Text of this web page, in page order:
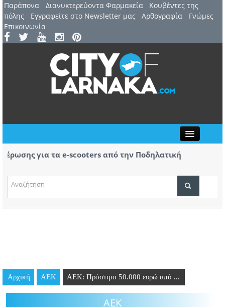
Παράπονα Διανυκτερεύοντα Φαρμακεία
Kουβέντες της
πόλης
Εγγραφείτε στο Newsletter μας Αρθογραφία
Γνώμες
Επικοινωνία
ΤΟΠΙΚΑ ΝΕΑ
ΘΕΣΕΙΣ ΕΡΓΑΣΙΑΣ
για τα e-scooters από την Ποδηλατική
Αρχική ΑΕΚ ΑΕΚ: Πρόστιμο 50.000 ευρώ από ...
ΑΕΚ